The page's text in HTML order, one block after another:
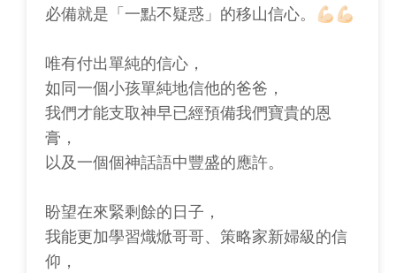
必備就是「一點不疑惑」的移山信心。💪🏻💪🏻
唯有付出單純的信心，
如同一個小孩單純地信他的爸爸，
我們才能支取神早已經預備我們寶貴的恩
膏，
以及一個個神話語中豐盛的應許。
盼望在來緊剩餘的日子，
我能更加學習熾焮哥哥、策略家新婦級的信
仰，